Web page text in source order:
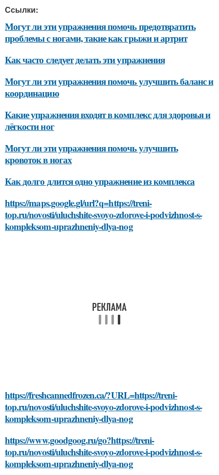
Ссылки:
Могут ли эти упражнения помочь предотвратить
проблемы с ногами, такие как грыжи и артрит
Как часто следует делать эти упражнения
Могут ли эти упражнения помочь улучшить баланс и
координацию
Какие упражнения входят в комплекс для здоровья и
лёгкости ног
Могут ли эти упражнения помочь улучшить
кровоток в ногах
Как долго длится одно упражнение из комплекса
https://maps.google.gl/url?q=https://treni-
top.ru/novosti/uluchshite-svoyo-zdorove-i-podvizhnost-s-
kompleksom-uprazhneniy-dlya-nog
https://freshcannedfrozen.ca/?URL=https://treni-
top.ru/novosti/uluchshite-svoyo-zdorove-i-podvizhnost-s-
kompleksom-uprazhneniy-dlya-nog
https://www.goodgoog.ru/go?https://treni-
top.ru/novosti/uluchshite-svoyo-zdorove-i-podvizhnost-s-
kompleksom-uprazhneniy-dlya-nog